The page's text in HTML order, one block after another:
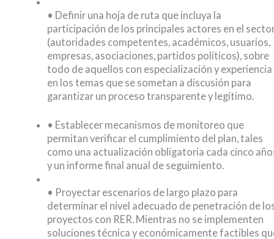
• Definir una hoja de ruta que incluya la
participación de los principales actores en el
(autoridades competentes, académicos, usuarios,
empresas, asociaciones, partidos políticos), sobre
todo de aquellos con especialización y experiencia
en los temas que se sometan a discusión para
garantizar un proceso transparente y legítimo.
• Establecer mecanismos de monitoreo que
permitan verificar el cumplimiento del plan, tales
como una actualización obligatoria cada cinco
y un informe final anual de seguimiento.
• Proyectar escenarios de largo plazo para
determinar el nivel adecuado de penetración de
proyectos con RER. Mientras no se implementen
soluciones técnica y económicamente factibles